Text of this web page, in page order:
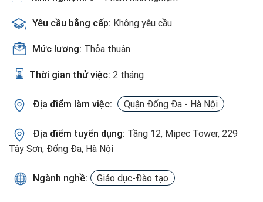
Yêu cầu bằng cấp: Không yêu cầu
Mức lương: Thỏa thuận
Thời gian thử việc: 2 tháng
Địa điểm làm việc: Quận Đống Đa - Hà Nội
Địa điểm tuyển dụng: Tầng 12, Mipec Tower, 229
Tây Sơn, Đống Đa, Hà Nội
Ngành nghề: Giáo dục-Đào tạo